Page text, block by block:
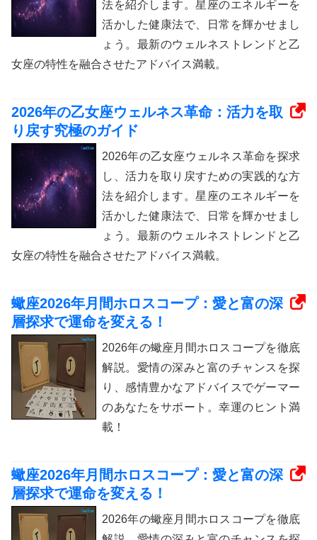
法を紹介します。星座のエネルギーを
活かした健康法で、日常を輝かせまし
ょう。最新のウェルネストレンドと乙
女座の特性を融合させたアドバイス満載。
2026年の乙女座ウェルネス革命：活力を取
り戻す究極のガイド
2026年の乙女座ウェルネス革命を探求
し、活力を取り戻すための実践的な方
法を紹介します。星座のエネルギーを
活かした健康法で、日常を輝かせまし
ょう。最新のウェルネストレンドと乙
女座の特性を融合させたアドバイス満載。
蠍座2026年月間ホロスコープ：愛と富の深
層探求で運命を変える！
2026年の蠍座月間ホロスコープを徹底
解説。愛情の深みと富のチャンスを探
り、感情豊かなアドバイスでゲーマー
のあなたをサポート。幸運のヒント満
載！
蠍座2026年月間ホロスコープ：愛と富の深
層探求で運命を変える！
2026年の蠍座月間ホロスコープを徹底